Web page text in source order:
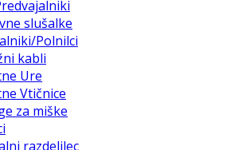
slušalke
Polnilci
kabli
Ure
Vtičnice
za miške
razdelilec